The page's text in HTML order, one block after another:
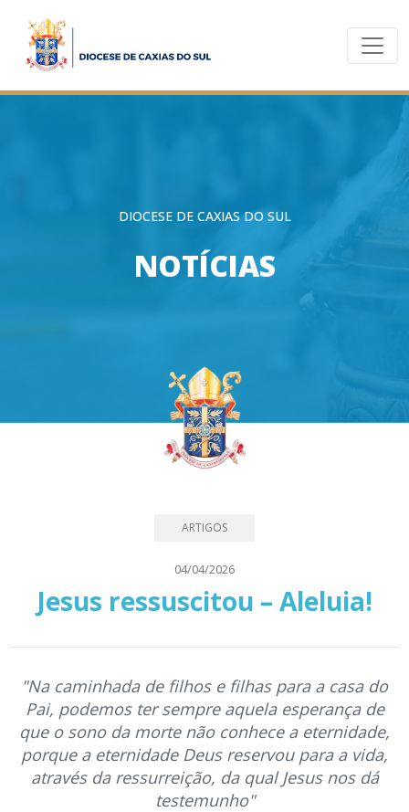
DIOCESE DE CAXIAS DO SUL
NOTÍCIAS
ARTIGOS
04/04/2026
Jesus ressuscitou – Aleluia!
"Na caminhada de filhos e filhas para a casa do
Pai, podemos ter sempre aquela esperança de
que o sono da morte não conhece a eternidade,
porque a eternidade Deus reservou para a vida,
através da ressurreição, da qual Jesus nos dá
testemunho"